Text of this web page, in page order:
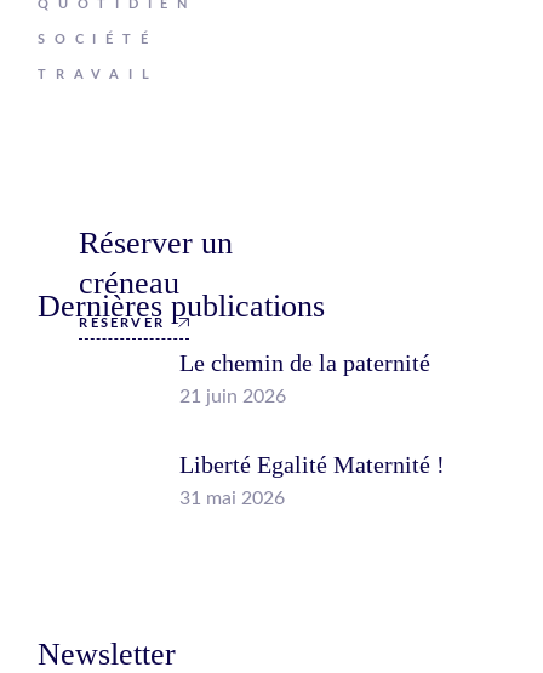
QUOTIDIEN
SOCIÉTÉ
TRAVAIL
Réserver un
créneau
RÉSERVER
Dernières publications
Le chemin de la paternité
21 juin 2026
Liberté Egalité Maternité !
31 mai 2026
Newsletter